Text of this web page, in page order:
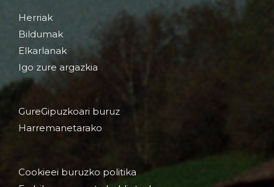
Herriak
Bildumak
Elkarlanak
Igo zure argazkia
GureGipuzkoari buruz
Harremanetarako
Cookieei buruzko politika